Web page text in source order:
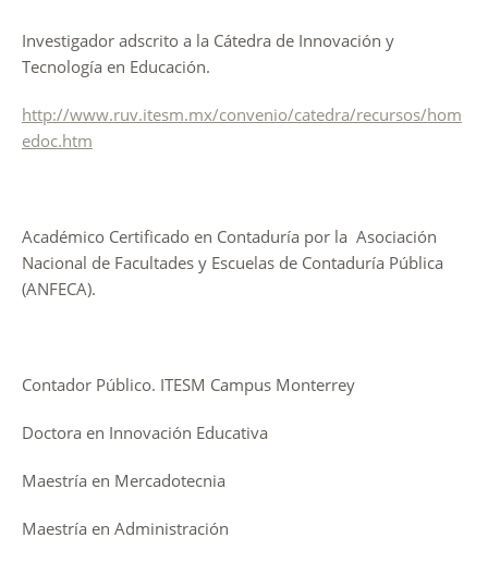
Investigador adscrito a la Cátedra de Innovación y
Tecnología en Educación.
http://www.ruv.itesm.mx/convenio/catedra/recursos/hom
edoc.htm
Académico Certificado en Contaduría por la Asociación
Nacional de Facultades y Escuelas de Contaduría Pública
(ANFECA).
Contador Público. ITESM Campus Monterrey
Doctora en Innovación Educativa
Maestría en Mercadotecnia
Maestría en Administración